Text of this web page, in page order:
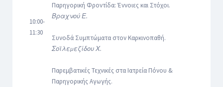
10:00-
11:30
Παρηγορική Φροντίδα: Έννοιες και Στόχοι.
Βραχνού Ε.
Συνοδά Συμπτώματα στον Καρκινοπαθή.
Σοϊλεμεζίδου Χ.
Παρεμβατικές Τεχνικές στα Ιατρεία Πόνου &
Παρηγορικής Αγωγής.